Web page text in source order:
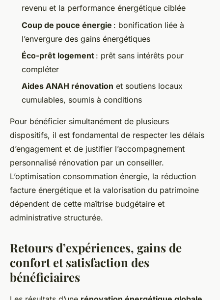
revenu et la performance énergétique ciblée
Coup de pouce énergie : bonification liée à
l’envergure des gains énergétiques
Éco-prêt logement : prêt sans intérêts pour
compléter
Aides ANAH rénovation et soutiens locaux
cumulables, soumis à conditions
Pour bénéficier simultanément de plusieurs
dispositifs, il est fondamental de respecter les délais
d’engagement et de justifier l’accompagnement
personnalisé rénovation par un conseiller.
L’optimisation consommation énergie, la réduction
facture énergétique et la valorisation du patrimoine
dépendent de cette maîtrise budgétaire et
administrative structurée.
Retours d’expériences, gains de
confort et satisfaction des
bénéficiaires